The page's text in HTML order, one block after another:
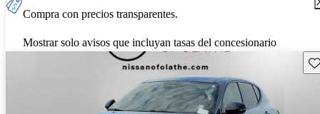
Compra con precios transparentes.
Mostrar solo avisos que incluyan tasas del concesionario